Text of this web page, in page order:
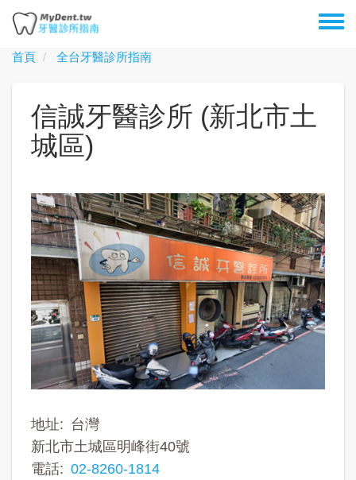
移
主首頁 全台牙醫診所指南
信誠牙醫診所 (新北市土
城區)
地址
台灣
新北市土城區明峰街40號
電話
02-8260-1814